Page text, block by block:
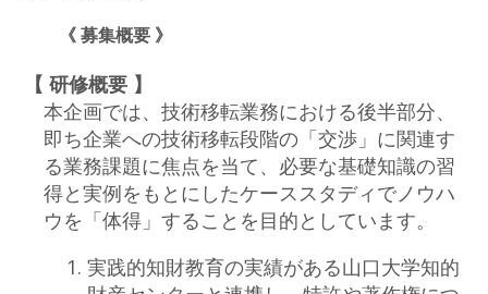
《 募集概要 》
【 研修概要 】
本企画では、技術移転業務における後半部分、
即ち企業への技術移転段階の「交渉」に関連す
る業務課題に焦点を当て、必要な基礎知識の習
得と実例をもとにしたケーススタディでノウハ
ウを「体得」することを目的としています。
実践的知財教育の実績がある山口大学知的